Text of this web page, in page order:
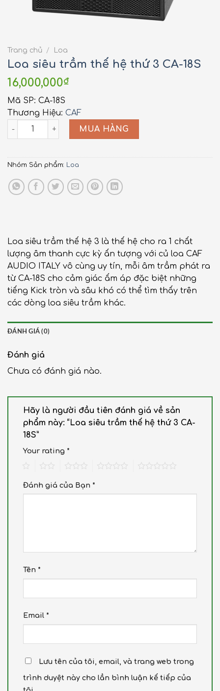
Trang chủ / Loa
Loa siêu trầm thế hệ thứ 3 CA-18S
16,000,000₫
Mã SP: CA-18S
Thương Hiệu: CAF
CA-18S quantity
MUA HÀNG
Nhóm Sản phẩm: Loa
Loa siêu trầm thế hệ 3 là thế hệ cho ra 1 chất
lượng âm thanh cực kỳ ấn tượng với củ loa CAF
AUDIO ITALY vô cùng uy tín, mỗi âm trầm phát ra
từ CA-18S cho cảm giác ấm áp đặc biệt những
tiếng Kick tròn và sâu khó có thể tìm thấy trên
các dòng loa siêu trầm khác.
ĐÁNH GIÁ (0)
Đánh giá
Chưa có đánh giá nào.
Hãy là người đầu tiên đánh giá về sản
phẩm này: “Loa siêu trầm thế hệ thứ 3 CA-
18S”
Your rating *
Đánh giá của Bạn *
Tên *
Email *
Lưu tên của tôi, email, và trang web trong
trình duyệt này cho lần bình luận kế tiếp của